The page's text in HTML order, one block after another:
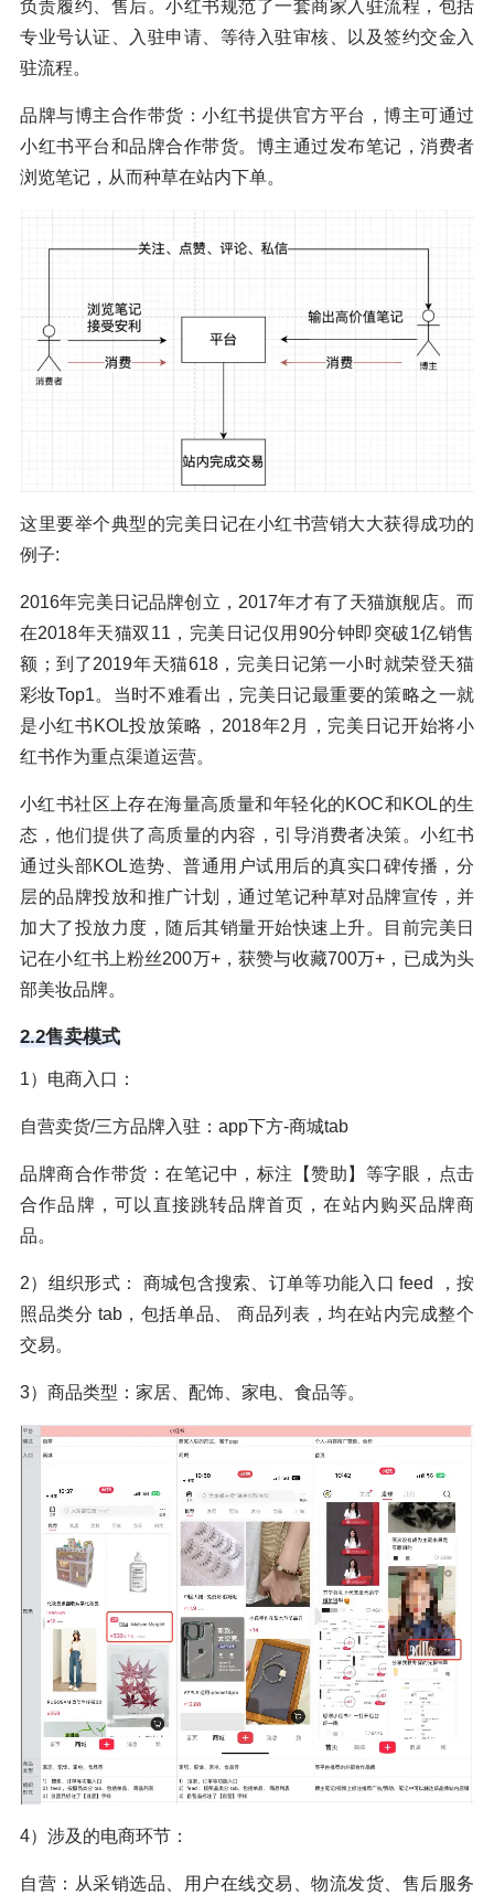
负责履约、售后。小红书规范了一套商家入驻流程，包括
专业号认证、入驻申请、等待入驻审核、以及签约交金入
驻流程。
品牌与博主合作带货：小红书提供官方平台，博主可通过
小红书平台和品牌合作带货。博主通过发布笔记，消费者
浏览笔记，从而种草在站内下单。
这里要举个典型的完美日记在小红书营销大大获得成功的
例子:
2016年完美日记品牌创立，2017年才有了天猫旗舰店。而
在2018年天猫双11，完美日记仅用90分钟即突破1亿销售
额；到了2019年天猫618，完美日记第一小时就荣登天猫
彩妆Top1。当时不难看出，完美日记最重要的策略之一就
是小红书KOL投放策略，2018年2月，完美日记开始将小
红书作为重点渠道运营。
小红书社区上存在海量高质量和年轻化的KOC和KOL的生
态，他们提供了高质量的内容，引导消费者决策。小红书
通过头部KOL造势、普通用户试用后的真实口碑传播，分
层的品牌投放和推广计划，通过笔记种草对品牌宣传，并
加大了投放力度，随后其销量开始快速上升。目前完美日
记在小红书上粉丝200万+，获赞与收藏700万+，已成为头
部美妆品牌。
2.2售卖模式
1）电商入口：
自营卖货/三方品牌入驻：app下方-商城tab
品牌商合作带货：在笔记中，标注【赞助】等字眼，点击
合作品牌，可以直接跳转品牌首页，在站内购买品牌商
品。
2）组织形式： 商城包含搜索、订单等功能入口 feed ，按
照品类分 tab，包括单品、 商品列表，均在站内完成整个
交易。
3）商品类型：家居、配饰、家电、食品等。
4）涉及的电商环节：
自营：从采销选品、用户在线交易、物流发货、售后服务